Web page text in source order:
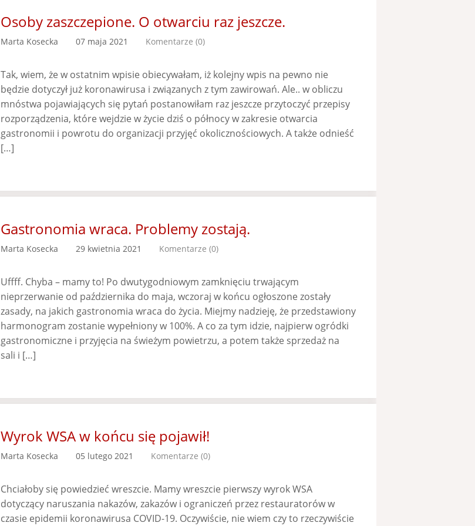
Osoby zaszczepione. O otwarciu raz jeszcze.
Marta Kosecka 07 maja 2021 Komentarze (0)
Tak, wiem, że w ostatnim wpisie obiecywałam, iż kolejny wpis na pewno nie
będzie dotyczył już koronawirusa i związanych z tym zawirowań. Ale.. w obliczu
mnóstwa pojawiających się pytań postanowiłam raz jeszcze przytoczyć przepisy
rozporządzenia, które wejdzie w życie dziś o północy w zakresie otwarcia
gastronomii i powrotu do organizacji przyjęć okolicznościowych. A także odnieść
[…]
Gastronomia wraca. Problemy zostają.
Marta Kosecka 29 kwietnia 2021 Komentarze (0)
Uffff. Chyba – mamy to! Po dwutygodniowym zamknięciu trwającym
nieprzerwanie od października do maja, wczoraj w końcu ogłoszone zostały
zasady, na jakich gastronomia wraca do życia. Miejmy nadzieję, że przedstawiony
harmonogram zostanie wypełniony w 100%. A co za tym idzie, najpierw ogródki
gastronomiczne i przyjęcia na świeżym powietrzu, a potem także sprzedaż na
sali i […]
Wyrok WSA w końcu się pojawił!
Marta Kosecka 05 lutego 2021 Komentarze (0)
Chciałoby się powiedzieć wreszcie. Mamy wreszcie pierwszy wyrok WSA
dotyczący naruszania nakazów, zakazów i ograniczeń przez restauratorów w
czasie epidemii koronawirusa COVID-19. Oczywiście, nie wiem czy to rzeczywiście